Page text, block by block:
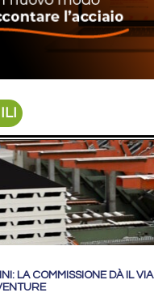
LA COMMISSIONE DÀ IL VIA